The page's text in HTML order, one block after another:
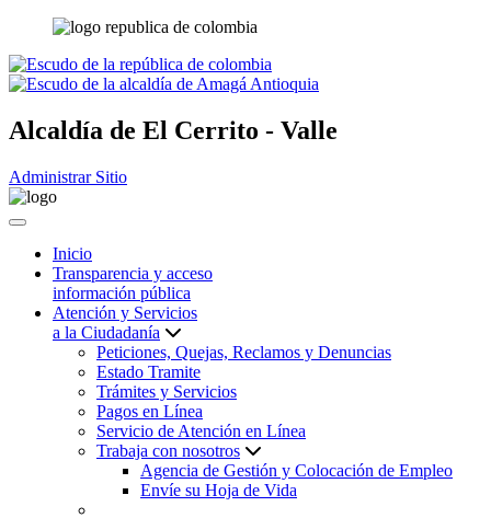
Alcaldía de El Cerrito - Valle
Administrar Sitio
Inicio
Transparencia y acceso
información pública
Atención y Servicios
a la Ciudadanía
Peticiones, Quejas, Reclamos y Denuncias
Estado Tramite
Trámites y Servicios
Pagos en Línea
Servicio de Atención en Línea
Trabaja con nosotros
Agencia de Gestión y Colocación de Empleo
Envíe su Hoja de Vida